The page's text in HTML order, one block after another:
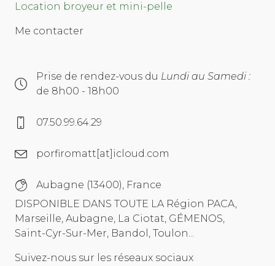
Location broyeur et mini-pelle
Me contacter
Prise de rendez-vous du Lundi au Samedi :
de 8h00 - 18h00
07.50.99.64.29
porfiromatt[at]icloud.com
Aubagne (13400), France
DISPONIBLE DANS TOUTE LA Région PACA,
Marseille, Aubagne, La Ciotat, GÉMENOS,
Saint-Cyr-Sur-Mer, Bandol, Toulon...
Suivez-nous sur les réseaux sociaux